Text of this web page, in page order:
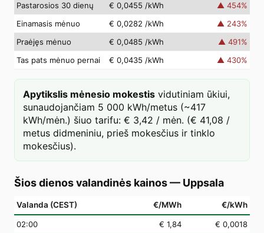
Pastarosios 30 dienų
€ 0,0455 /kWh ▲ 454%
Einamasis mėnuo
€ 0,0282 /kWh ▲ 243%
Praėjęs mėnuo
€ 0,0485 /kWh ▲ 491%
Tas pats mėnuo pernai
€ 0,0435 /kWh ▲ 430%
Apytikslis mėnesio mokestis vidutiniam ūkiui,
sunaudojančiam 5 000 kWh/metus (~417
kWh/mėn.) šiuo tarifu: € 3,42 / mėn. (€ 41,08 /
metus didmeniniu, prieš mokesčius ir tinklo
mokesčius).
Šios dienos valandinės kainos— Uppsala
Valanda (CEST) €/MWh €/kWh
02:00 € 1,84
€ 0,0018